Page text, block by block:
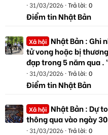
31/03/2026 Trả lời: 0
Điểm tin Nhật Bản
Xã hội Nhật Bản : Ghi
tử vong hoặc bị
đạp trong 5 năm qua
31/03/2026 Trả lời: 0
Điểm tin Nhật Bản
Xã hội Nhật Bản : Dự
thông qua vào ngày
31/03/2026 Trả lời: 0